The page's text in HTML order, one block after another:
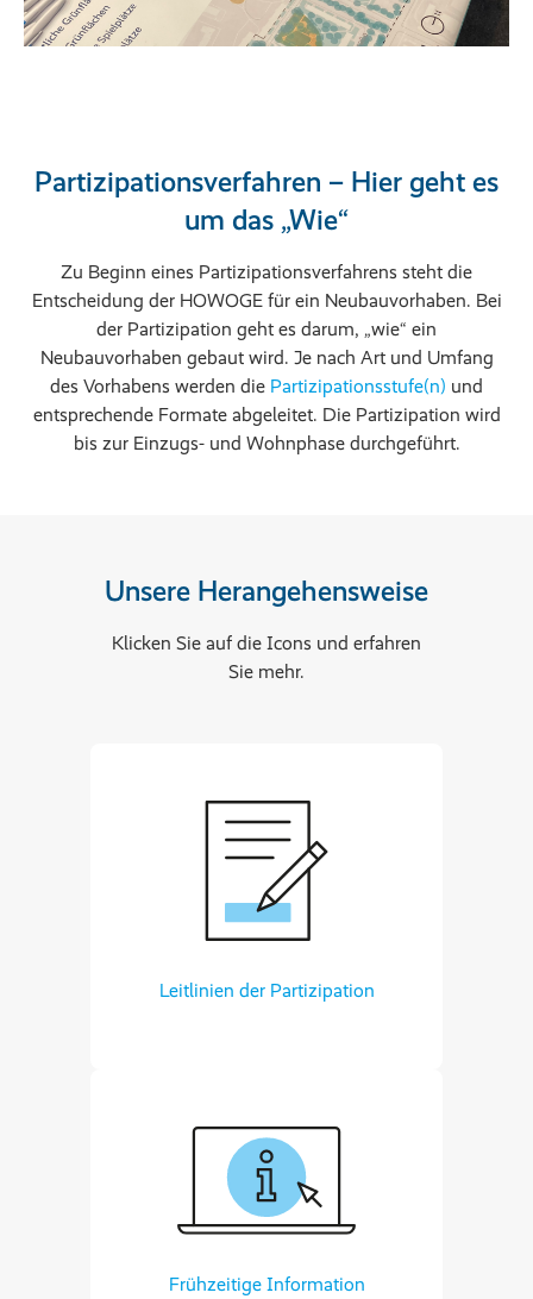
Partizipationsverfahren – Hier geht es
um das „Wie“
Zu Beginn eines Partizipationsverfahrens steht die
Entscheidung der HOWOGE für ein Neubauvorhaben. Bei
der Partizipation geht es darum, „wie“ ein
Neubauvorhaben gebaut wird. Je nach Art und Umfang
des Vorhabens werden die Partizipationsstufe(n) und
entsprechende Formate abgeleitet. Die Partizipation wird
bis zur Einzugs- und Wohnphase durchgeführt.
Unsere Herangehensweise
Klicken Sie auf die Icons und erfahren
Sie mehr.
Leitlinien der Partizipation
Frühzeitige Information